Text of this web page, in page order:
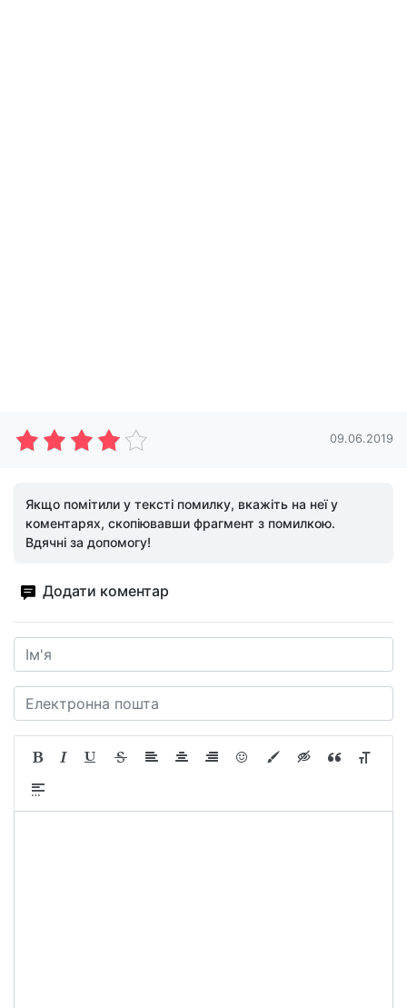
09.06.2019
Якщо помітили у тексті помилку, вкажіть на неї у
коментарях, скопіювавши фрагмент з помилкою.
Вдячні за допомогу!
Додати коментар